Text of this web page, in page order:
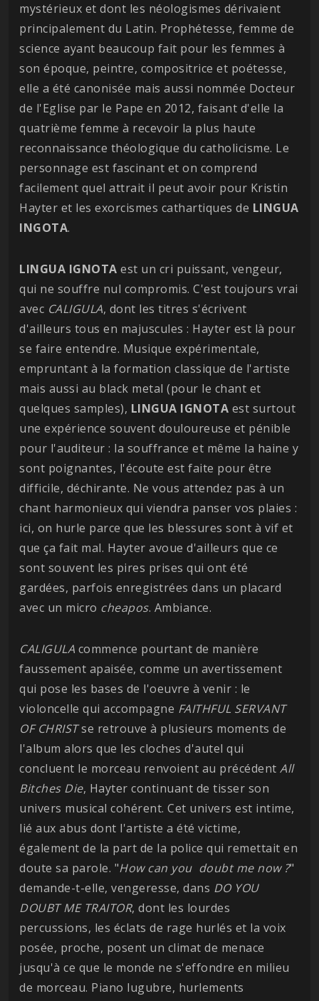
mystérieux et dont les néologismes dérivaient
principalement du Latin. Prophétesse, femme de
science ayant beaucoup fait pour les femmes à
son époque, peintre, compositrice et poétesse,
elle a été canonisée mais aussi nommée Docteur
de l'Eglise par le Pape en 2012, faisant d'elle la
quatrième femme à recevoir la plus haute
reconnaissance théologique du catholicisme. Le
personnage est fascinant et on comprend
facilement quel attrait il peut avoir pour Kristin
Hayter et les exorcismes cathartiques de LINGUA
INGOTA.
LINGUA IGNOTA est un cri puissant, vengeur,
qui ne souffre nul compromis. C'est toujours vrai
avec CALIGULA, dont les titres s'écrivent
d'ailleurs tous en majuscules : Hayter est là pour
se faire entendre. Musique expérimentale,
empruntant à la formation classique de l'artiste
mais aussi au black metal (pour le chant et
quelques samples), LINGUA IGNOTA est surtout
une expérience souvent douloureuse et pénible
pour l'auditeur : la souffrance et même la haine y
sont poignantes, l'écoute est faite pour être
difficile, déchirante. Ne vous attendez pas à un
chant harmonieux qui viendra panser vos plaies :
ici, on hurle parce que les blessures sont à vif et
que ça fait mal. Hayter avoue d'ailleurs que ce
sont souvent les pires prises qui ont été
gardées, parfois enregistrées dans un placard
avec un micro cheapos. Ambiance.
CALIGULA commence pourtant de manière
faussement apaisée, comme un avertissement
qui pose les bases de l'oeuvre à venir : le
violoncelle qui accompagne FAITHFUL SERVANT
OF CHRISTse retrouve à plusieurs moments de
l'album alors que les cloches d'autel qui
concluent le morceau renvoient au précédent All
Bitches Die, Hayter continuant de tisser son
univers musical cohérent. Cet univers est intime,
lié aux abus dont l'artiste a été victime,
également de la part de la police qui remettait en
doute sa parole. "How can you doubt me now ?"
demande-t-elle, vengeresse, dans DO YOU
DOUBT ME TRAITOR, dont les lourdes
percussions, les éclats de rage hurlés et la voix
posée, proche, posent un climat de menace
jusqu'à ce que le monde ne s'effondre en milieu
de morceau. Piano lugubre, hurlements